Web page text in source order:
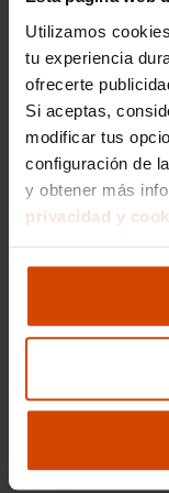
Utilizamos
tu experiencia
ofrecerte
Si aceptas,
modificar tus
configuración de
y obtener más
privacidad y